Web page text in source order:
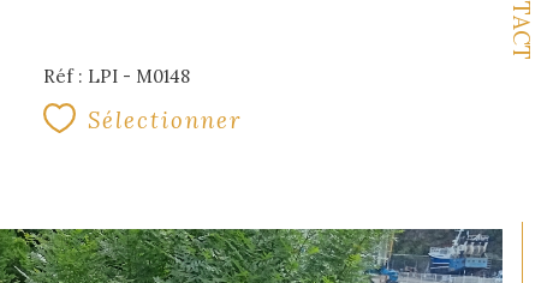
Réf : LPI - M0148
Sélectionner